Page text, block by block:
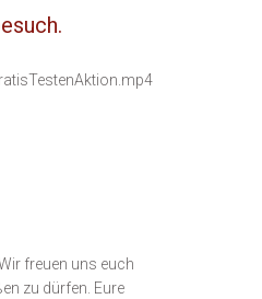
freuen uns euch
zu dürfen. Eure